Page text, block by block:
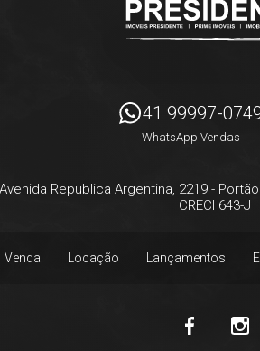
41 99997-
WhatsApp Vendas
Avenida Republica Argentina, 2219 -
CRECI 643-J
Venda Locação Lançamentos